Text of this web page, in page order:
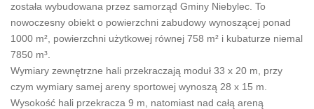
została wybudowana przez samorząd Gminy Niebylec. To
nowoczesny obiekt o powierzchni zabudowy wynoszącej ponad
1000 m², powierzchni użytkowej równej 758 m² i kubaturze niemal
7850 m³.
Wymiary zewnętrzne hali przekraczają moduł 33 x 20 m, przy
czym wymiary samej areny sportowej wynoszą 28 x 15 m.
Wysokość hali przekracza 9 m, natomiast nad całą areną